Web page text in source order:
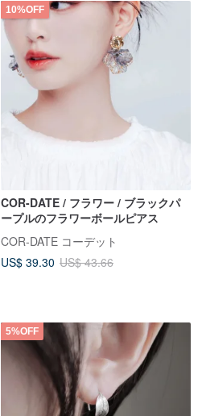
10%OFF
COR-DATE / フラワー / ブラックパ
ープルのフラワーボールピアス
COR-DATE コーデット
US$ 39.30 US$ 43.66
5%OFF